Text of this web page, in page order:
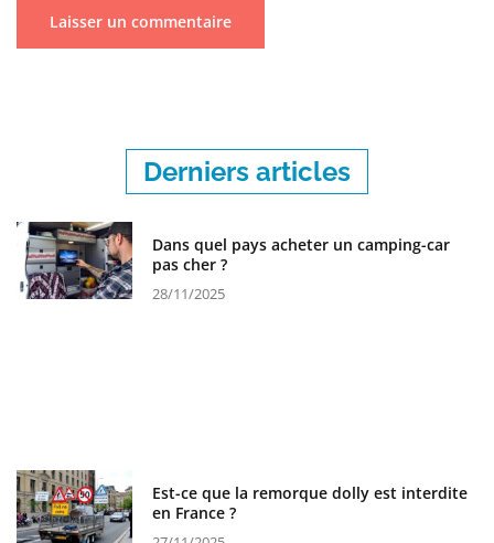
Derniers articles
Dans quel pays acheter un camping-car
pas cher ?
28/11/2025
Est-ce que la remorque dolly est interdite
en France ?